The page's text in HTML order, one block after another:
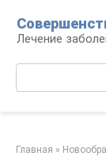
контенту
Лечение
Главная »